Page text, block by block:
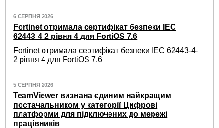
6 СЕРПНЯ 2026
Fortinet отримала сертифікат безпеки IEC
62443-4-2 рівня 4 для FortiOS 7.6
Fortinet отримала сертифікат безпеки IEC 62443-4-
2 рівня 4 для FortiOS 7.6
5 СЕРПНЯ 2026
TeamViewer визнана єдиним найкращим
постачальником у категорії Цифрові
платформи для підключених до мережі
працівників